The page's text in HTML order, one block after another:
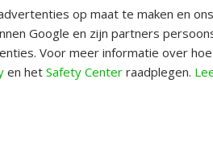
op maat te maken en
Google en zijn partners
Voor meer informatie over
en het Safety Center raadplegen.